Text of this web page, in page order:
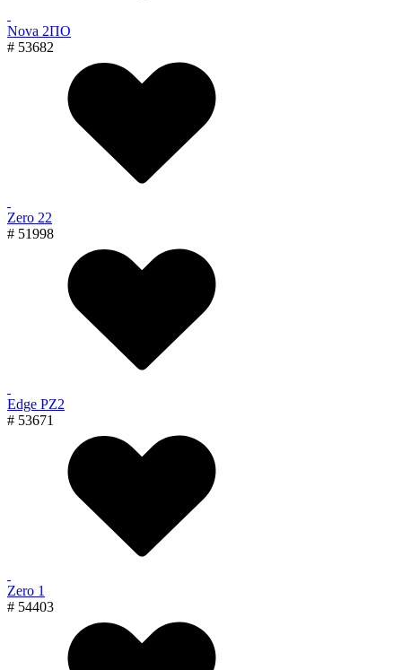
Nova 2ПО
# 53682
Zero 22
# 51998
Edge PZ2
# 53671
Zero 1
# 54403